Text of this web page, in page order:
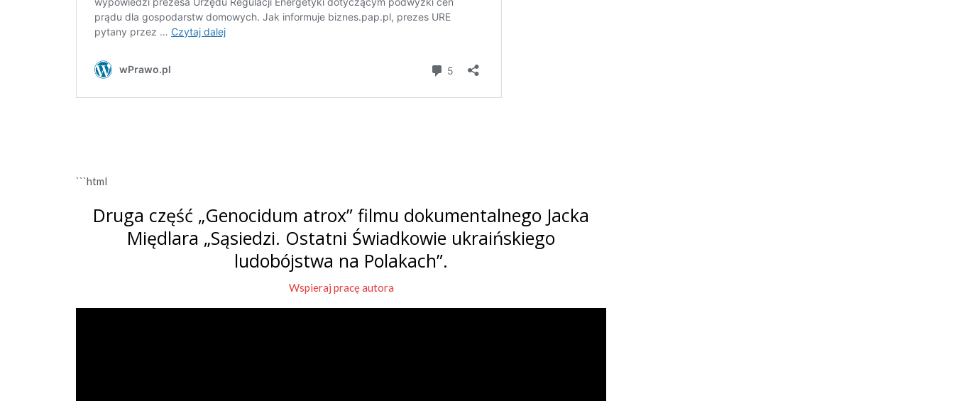
```html
Druga część „Genocidum atrox” filmu dokumentalnego Jacka
Międlara „Sąsiedzi. Ostatni Świadkowie ukraińskiego
ludobójstwa na Polakach”.
Wspieraj pracę autora